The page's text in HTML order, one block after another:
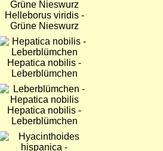
Helleborus viridis -
Grüne Nieswurz
Bild
Hepatica nobilis -
Leberblümchen
Bild
Hepatica nobilis -
Leberblümchen
Bild